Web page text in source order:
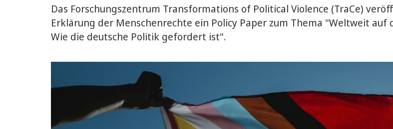
Das Forschungszentrum Transformations of Political Violence (TraCe)
Erklärung der Menschenrechte ein Policy Paper zum Thema "Weltweit auf
Wie die deutsche Politik gefordert ist".